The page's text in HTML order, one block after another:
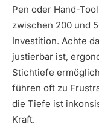
Pen oder Hand-
zwischen 200 und
Investition. Achte
justierbar ist,
Stichtiefe
führen oft zu
die Tiefe ist
Kraft.